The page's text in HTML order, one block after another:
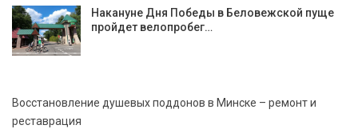
Накануне Дня Победы в Беловежской пуще
пройдет велопробег…
Восстановление душевых поддонов в Минске – ремонт и
реставрация